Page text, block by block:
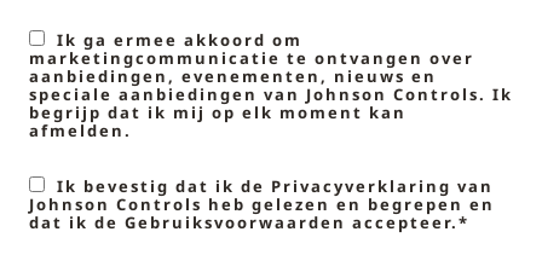
Ik ga ermee akkoord om
marketingcommunicatie te ontvangen over
aanbiedingen, evenementen, nieuws en
speciale aanbiedingen van Johnson Controls. Ik
begrijp dat ik mij op elk moment kan
afmelden.
Ik bevestig dat ik de Privacyverklaring van
Johnson Controls heb gelezen en begrepen en
dat ik de Gebruiksvoorwaarden accepteer.*